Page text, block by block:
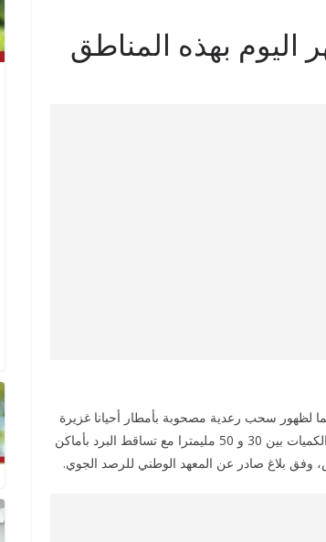
بهذه المناطق
الجوي بداية من بعد ظهر هذا اليوم الأربعاء 18 سبتمبر 2024 ملائما لظهور سحب رعدية مصحوبة بأمطار أحيانا غزيرة
بالمناطق الغربية للجنوب والوسط ثم تشمل المناطق الشرقية وتتراوح أعلى الكميات بين 30 و 50 مليمترا مع تساقط البرد بأماكن